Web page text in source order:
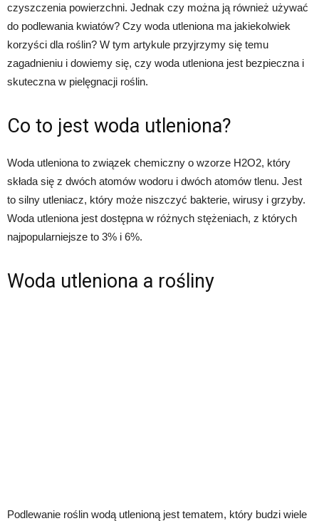
czyszczenia powierzchni. Jednak czy można ją również używać
do podlewania kwiatów? Czy woda utleniona ma jakiekolwiek
korzyści dla roślin? W tym artykule przyjrzymy się temu
zagadnieniu i dowiemy się, czy woda utleniona jest bezpieczna i
skuteczna w pielęgnacji roślin.
Co to jest woda utleniona?
Woda utleniona to związek chemiczny o wzorze H2O2, który
składa się z dwóch atomów wodoru i dwóch atomów tlenu. Jest
to silny utleniacz, który może niszczyć bakterie, wirusy i grzyby.
Woda utleniona jest dostępna w różnych stężeniach, z których
najpopularniejsze to 3% i 6%.
Woda utleniona a rośliny
Podlewanie roślin wodą utlenioną jest tematem, który budzi wiele